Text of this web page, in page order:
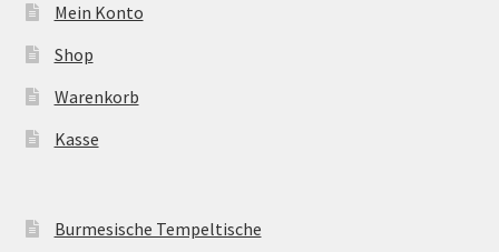
Mein Konto
Shop
Warenkorb
Kasse
Burmesische Tempeltische